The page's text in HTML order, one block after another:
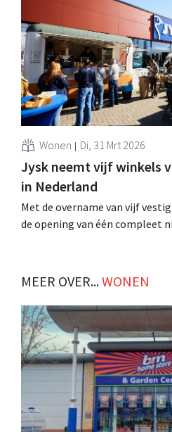
maar wil dat aantal nog
Wonen Di, 31 Mrt 2026
Jysk neemt vijf winkels
in Nederland
Met de overname van vijf
de opening van één compleet
MEER OVER...WONEN